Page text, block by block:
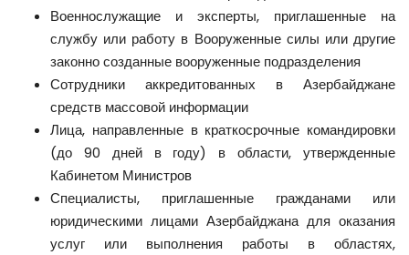
Военнослужащие и эксперты, приглашенные на
службу или работу в Вооруженные силы или другие
законно созданные вооруженные подразделения
Сотрудники аккредитованных в Азербайджане
средств массовой информации
Лица, направленные в краткосрочные командировки
(до 90 дней в году) в области, утвержденные
Кабинетом Министров
Специалисты, приглашенные гражданами или
юридическими лицами Азербайджана для оказания
услуг или выполнения работы в областях,